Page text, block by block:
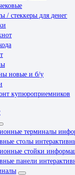
/ стеккеры для денег
новые и б/у
купюроприемников
терминалы
столы
стойки
панели